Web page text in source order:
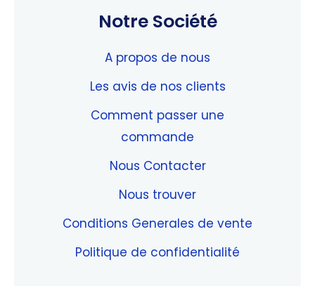
Notre Société
A propos de nous
Les avis de nos clients
Comment passer une
commande
Nous Contacter
Nous trouver
Conditions Generales de vente
Politique de confidentialité